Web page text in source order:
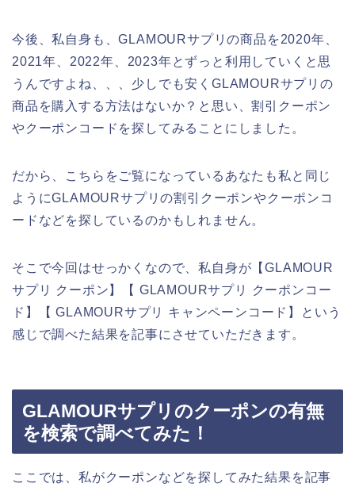
今後、私自身も、GLAMOURサプリの商品を2020年、
2021年、2022年、2023年とずっと利用していくと思
うんですよね、、、少しでも安くGLAMOURサプリの
商品を購入する方法はないか？と思い、割引クーポン
やクーポンコードを探してみることにしました。
だから、こちらをご覧になっているあなたも私と同じ
ようにGLAMOURサプリの割引クーポンやクーポンコ
ードなどを探しているのかもしれません。
そこで今回はせっかくなので、私自身が【GLAMOUR
サプリ クーポン】【 GLAMOURサプリ クーポンコー
ド】【 GLAMOURサプリ キャンペーンコード】という
感じで調べた結果を記事にさせていただきます。
GLAMOURサプリのクーポンの有無
を検索で調べてみた！
ここでは、私がクーポンなどを探してみた結果を記事